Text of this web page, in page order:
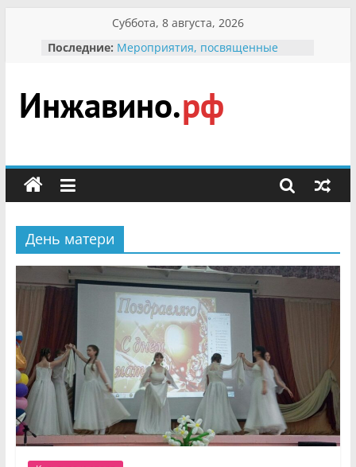
содержимому
Суббота, 8 августа, 2026
Последние: В вольере Воронинского
Мероприятия, посвященные
Международному Дню семьи
Присвоение звания «Почётный
Кирсановой
Безопасность в сети Интернет
мероприятии «Сохраним
первоцветы!»
Инжавино.рф
сельский
портал
День матери